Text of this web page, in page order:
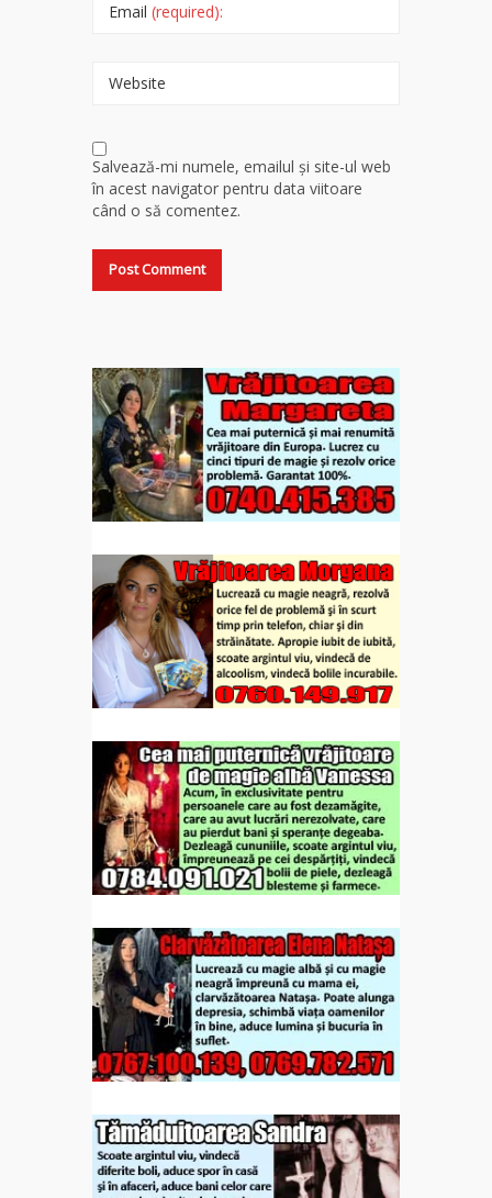
Email (required):
Website
Salvează-mi numele, emailul și site-ul web
în acest navigator pentru data viitoare
când o să comentez.